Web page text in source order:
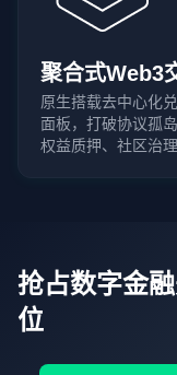
聚合式Web3
原生搭载去中心化
面板，打破协议孤
权益质押、社区治
抢占数字金
位